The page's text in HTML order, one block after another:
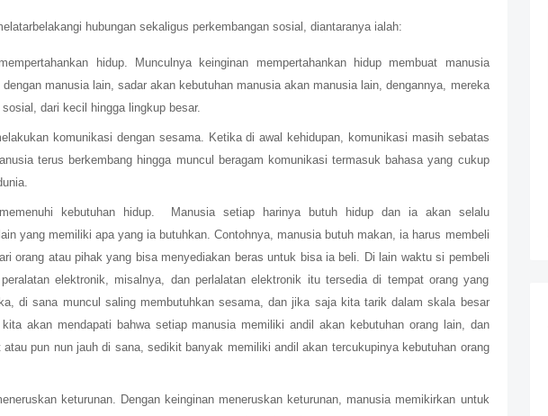
hubungan sekaligus perkembangan sosial, diantaranya ialah:
hidup. Munculnya keinginan mempertahankan hidup membuat manusia
dengan manusia lain, sadar akan kebutuhan manusia akan manusia lain, dengannya, mereka
dari kecil hingga lingkup besar.
komunikasi dengan sesama. Ketika di awal kehidupan, komunikasi masih sebatas
terus berkembang hingga muncul beragam komunikasi termasuk bahasa yang cukup
kebutuhan hidup.
Manusia setiap harinya butuh hidup dan ia akan selalu
yang memiliki apa yang ia butuhkan. Contohnya, manusia butuh makan, ia harus membeli
orang atau pihak yang bisa menyediakan beras untuk bisa ia beli. Di lain waktu si pembeli
elektronik, misalnya, dan perlalatan elektronik itu tersedia di tempat orang yang
di sana muncul saling membutuhkan sesama, dan jika saja kita tarik dalam skala besar
akan mendapati bahwa setiap manusia memiliki andil akan kebutuhan orang lain, dan
pun nun jauh di sana, sedikit banyak memiliki andil akan tercukupinya kebutuhan orang
keturunan. Dengan keinginan meneruskan keturunan, manusia memikirkan untuk